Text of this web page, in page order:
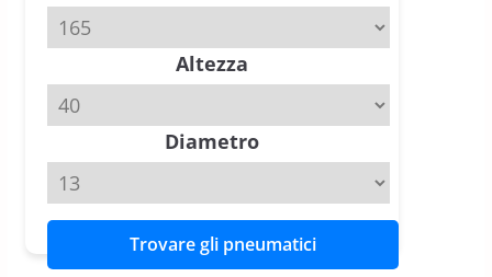
Michelin Pilot Sport 4 S – Test
su Range Rover Sport D350 HST
11 Aprile 2026 15 min read
Altezza
Diametro
Trovare gli pneumatici